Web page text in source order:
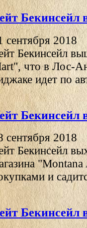
Бекинсейл
сентября 2018
Бекинсейл
что в Лос-
идет по
Бекинсейл
сентября 2018
Бекинсейл
и
Бекинсейл